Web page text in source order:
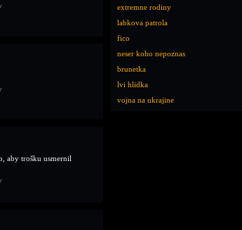
aby trošku usmernil
extremne rodiny
labkova patrola
fico
neser koho nepoznas
brunetka
lvi hlidka
vojna na ukrajine